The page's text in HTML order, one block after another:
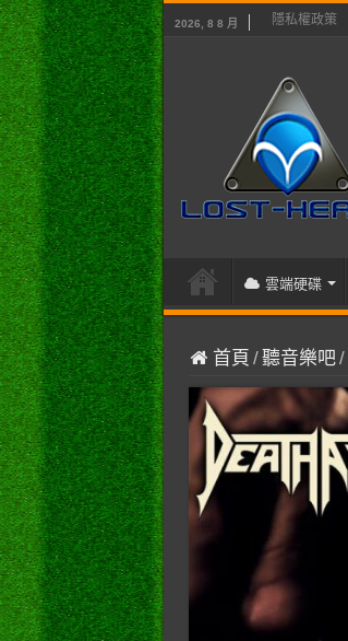
2026, 8 8 月 隱私權政策
雲端硬碟
首頁 /聽音樂吧/